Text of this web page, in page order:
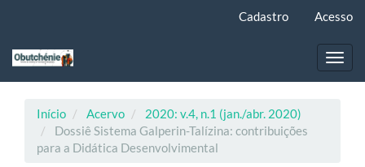
principal
Cadastro Acesso
Início Acervo
2020: v.4, n.1 (jan./abr. 2020)
Dossiê Sistema Galperin-Talízina: contribuições
para a Didática Desenvolvimental